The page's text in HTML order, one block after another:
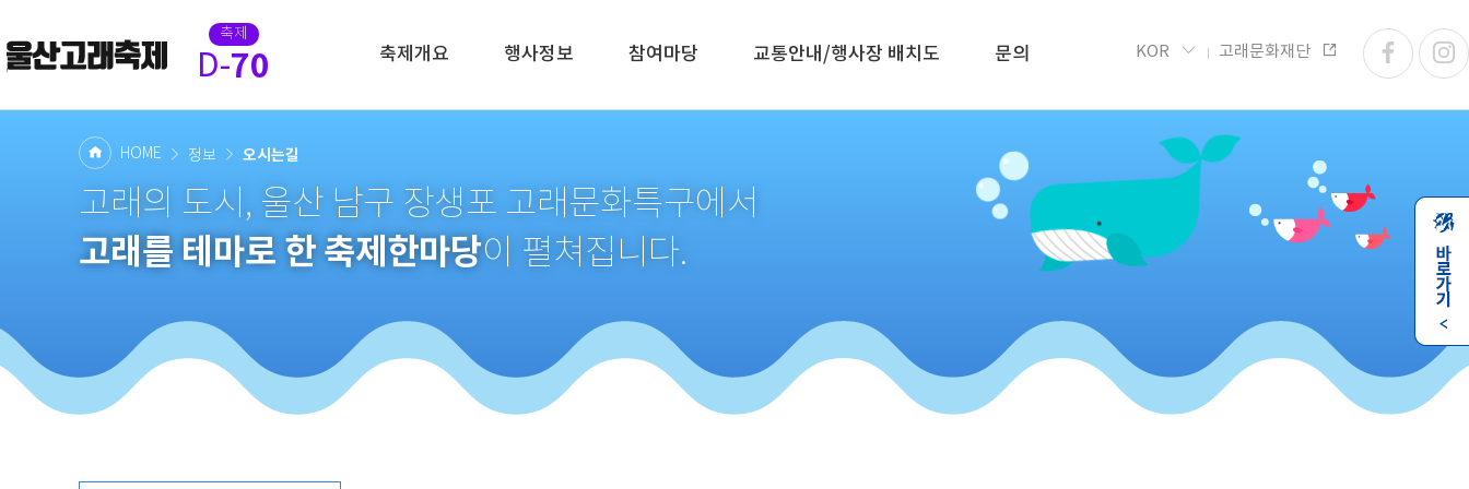
축제
D-70 축제개요 행사정보 참여마당 교통안내/행사장 배치도 문의 KOR 고래문화재단
HOME 정보 오시는길
고래의 도시, 울산 남구 장생포 고래문화특구에서
고래를 테마로 한 축제한마당이 펼쳐집니다.